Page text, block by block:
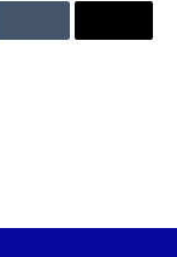
Tumblr E-